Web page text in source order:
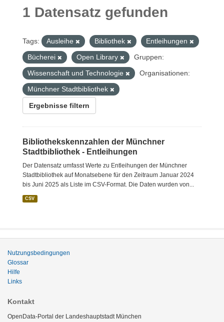
1 Datensatz gefunden
Tags: Ausleihe Bibliothek
Entleihungen
Bücherei
Open Library
Gruppen:
Wissenschaft und Technologie
Organisationen:
Münchner Stadtbibliothek
Ergebnisse filtern
Bibliothekskennzahlen der Münchner
Stadtbibliothek - Entleihungen
Der Datensatz umfasst Werte zu Entleihungen der Münchner
Stadtbibliothek auf Monatsebene für den Zeitraum Januar 2024
bis Juni 2025 als Liste im CSV-Format. Die Daten wurden von...
CSV
Nutzungsbedingungen
Glossar
Hilfe
Links
Kontakt
OpenData-Portal der Landeshauptstadt München